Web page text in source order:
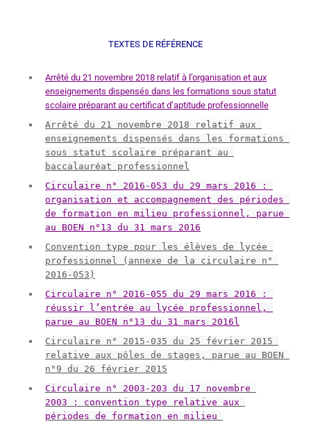
TEXTES DE RÉFÉRENCE
Arrêté du 21 novembre 2018 relatif à l’organisation et aux
enseignements dispensés dans les formations sous statut
scolaire préparant au certificat d’aptitude professionnelle
Arrêté du 21 novembre 2018 relatif aux
enseignements dispensés dans les formations
sous statut scolaire préparant au
baccalauréat professionnel
Circulaire n° 2016-053 du 29 mars 2016 :
organisation et accompagnement des périodes
de formation en milieu professionnel, parue
au BOEN n°13 du 31 mars 2016
Convention type pour les élèves de lycée
professionnel (annexe de la circulaire n°
2016-053)
Circulaire n° 2016-055 du 29 mars 2016 :
réussir l’entrée au lycée professionnel,
parue au BOEN n°13 du 31 mars 2016l
Circulaire n° 2015-035 du 25 février 2015
relative aux pôles de stages, parue au BOEN
n°9 du 26 février 2015
Circulaire n° 2003-203 du 17 novembre
2003 : convention type relative aux
périodes de formation en milieu